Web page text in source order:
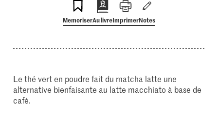
MemoriserAu livreImprimerNotes
Le thé vert en poudre fait du matcha latte une
alternative bienfaisante au latte macchiato à base de
café.